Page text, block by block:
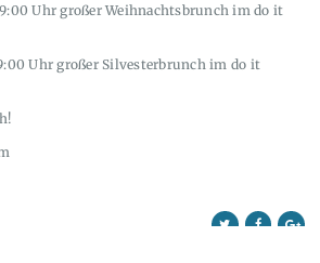
Uhr großer Weihnachtsbrunch im do it
Uhr großer Silvesterbrunch im do it